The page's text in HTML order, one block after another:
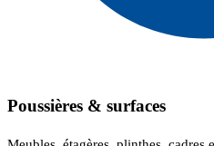
Poussières & surfaces